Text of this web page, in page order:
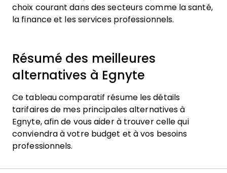
choix courant dans des secteurs comme la santé,
la finance et les services professionnels.
Résumé des meilleures
alternatives à Egnyte
Ce tableau comparatif résume les détails
tarifaires de mes principales alternatives à
Egnyte, afin de vous aider à trouver celle qui
conviendra à votre budget et à vos besoins
professionnels.